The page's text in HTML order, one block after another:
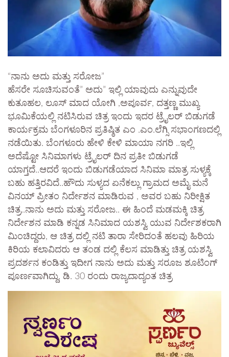
“ನಾನು ಅದು ಮತ್ತು ಸರೋಜ”
ಹೆಸರೇ ಸೂಚಿಸುವಂತೆ” ಅದು” ಇಲ್ಲಿ ಯಾವುದು ಎನ್ನುವುದೇ
ಕುತೂಹಲ, ಲೂಸ್ ಮಾದ ಯೋಗಿ ,ಅಪೂರ್ವ, ದತ್ತಣ್ಣ ಮುಖ್ಯ
ಭೂಮಿಕೆಯಲ್ಲಿ ನಟಿಸಿರುವ ಚಿತ್ರ ಇಂದು ಇದರ ಟ್ರೈಲರ್ ಬಿಡುಗಡೆ
ಕಾರ್ಯಕ್ರಮ ಬೆಂಗಳೂರಿನ ಪ್ರತಿಷ್ಠಿತ ಎಂ .ಎಂ.ಲೆಗ್ಸಿ ಸಭಾಂಗಣದಲ್ಲಿ
ನಡೆಯಿತು. ಬೆಂಗಳೂರು ಹೇಳಿ ಕೇಳಿ ಮಾಯಾ ನಗರಿ ..ಇಲ್ಲಿ
ಅದೆಷ್ಟೋ ಸಿನಿಮಾಗಳು ಟ್ರೈಲರ್ ದಿನ ಪ್ರತೀ ಬಿಡುಗಡೆ
ಯಾಗ್ತದೆ..ಆದರೆ ಇಂದು ಬಿಡುಗಡೆಯಾದ ಸಿನಿಮಾ ಮಾತ್ರ ಸುಳ್ಯಕ್ಕೆ
ಬಹು ಹತ್ತಿರವಿದೆ..ಹೌದು ಸುಳ್ಯದ ಏನೆಕಲ್ಲು ಗ್ರಾಮದ ಅಮೈ ಮನೆ
ವಿನಯ್ ಪ್ರೀತಂ ನಿರ್ದೇಶನ ಮಾಡಿರುವ , ಅವರ ಬಹು ನಿರೀಕ್ಷಿತ
ಚಿತ್ರ..ನಾನು ಅದು ಮತ್ತು ಸರೋಜ.. ಈ ಹಿಂದೆ ಮಡಮಕ್ಕಿ ಚಿತ್ರ
ನಿರ್ದೇಶನ ಮಾಡಿ ಕನ್ನಡ ಸಿನಿಮಾದ ಯಶಸ್ವಿ ಯುವ ನಿರ್ದೇಶಕರಾಗಿ
ಮಿಂಚಿದ್ದರು, ಆ ಚಿತ್ರ ದಲ್ಲಿ ನಟಿ ತಾರಾ ಸೇರಿದಂತೆ ಹಲವು ಹಿರಿಯ
ಕಿರಿಯ ಕಲಾವಿದರು ಆ ತಂಡ ದಲ್ಲಿ ಕೆಲಸ ಮಾಡಿತ್ತು ಚಿತ್ರ ಯಶಸ್ವಿ
ಪ್ರದರ್ಶನ ಕಂಡಿತ್ತು ಇದೀಗ ನಾನು ಅದು ಮತ್ತು ಸರೂಜ ಶೂಟಿಂಗ್
ಪೂರ್ಣವಾಗಿದ್ದು, ಡಿ. 30 ರಂದು ರಾಜ್ಯದಾದ್ಯಂತ ಚಿತ್ರ